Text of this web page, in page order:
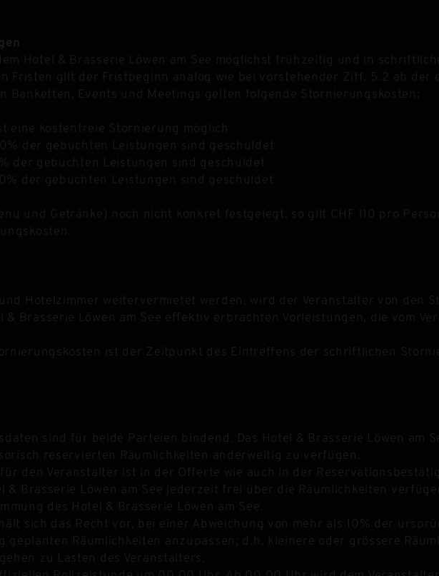
Hotel & Brasserie Löwen am See möglichst frühzeitig und in
Fristen gilt der Fristbeginn analog wie bei vorstehender Ziff. 5.2 ab der
Banketten, Events und Meetings gelten folgende Stornierungskosten:
eine kostenfreie Stornierung möglich
der gebuchten Leistungen sind geschuldet
der gebuchten Leistungen sind geschuldet
der gebuchten Leistungen sind geschuldet
und Getränke) noch nicht konkret festgelegt, so gilt CHF 110 pro
Hotelzimmer weitervermietet werden, wird der Veranstalter von den
& Brasserie Löwen am See effektiv erbrachten Vorleistungen, die vom
ist der Zeitpunkt des Eintreffens der schriftlichen
sind für beide Parteien bindend. Das Hotel & Brasserie Löwen am
reservierten Räumlichkeiten anderweitig zu verfügen.
den Veranstalter ist in der Offerte wie auch in der
& Brasserie Löwen am See jederzeit frei über die Räumlichkeiten
des Hotel & Brasserie Löwen am See.
sich das Recht vor, bei einer Abweichung von mehr als 10% der
geplanten Räumlichkeiten anzupassen; d.h. kleinere oder grössere
zu Lasten des Veranstalters.